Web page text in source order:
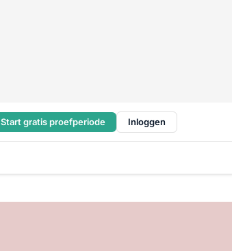
Start gratis proefperiode Inloggen